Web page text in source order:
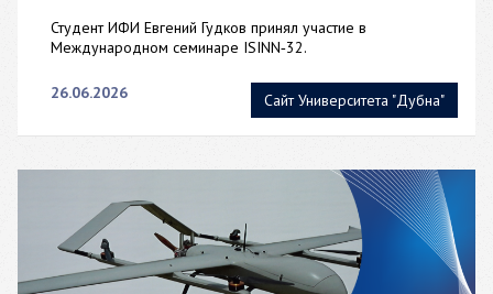
Сайт Университета "Дубна"
Студент ИФИ Евгений Гудков принял участие в
Международном семинаре ISINN‑32.
26.06.2026